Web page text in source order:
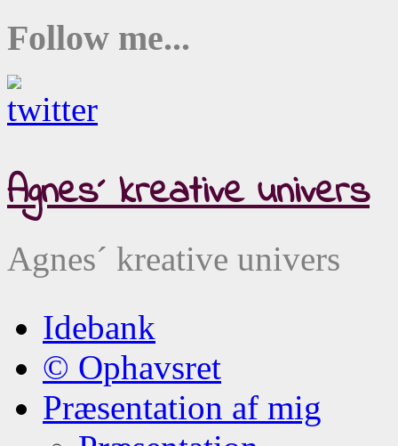
Follow me...
Agnes´ kreative univers
Agnes´ kreative univers
Idebank
© Ophavsret
Præsentation af mig